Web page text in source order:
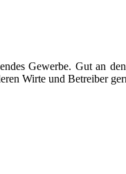
Gewerbe. Gut an
Wirte und Betreiber